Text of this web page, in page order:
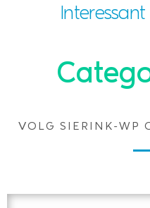
VOLG SIERINK-WP